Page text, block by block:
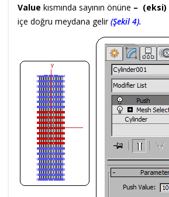
Value kısmında sayının önüne – (eksi)
içe doğru meydana gelir(Şekil 4).